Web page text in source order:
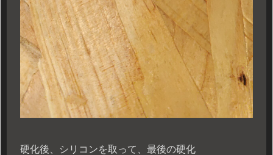
硬化後、シリコンを取って、最後の硬化